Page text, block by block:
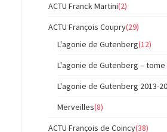
ACTU Franck Martini(2)
ACTU François Coupry(29)
L'agonie de Gutenberg(12)
L'agonie de Gutenberg – tome
L'agonie de Gutenberg 2013-
Merveilles(8)
ACTU François de Coincy(38)